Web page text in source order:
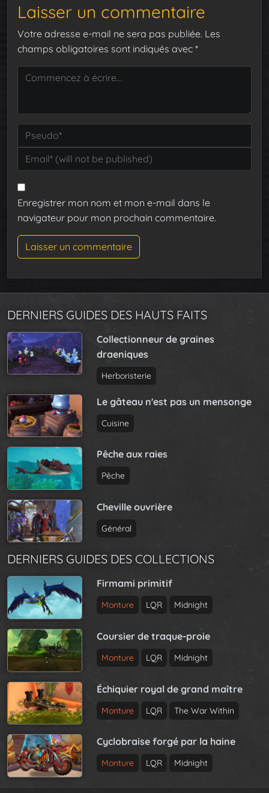
Laisser un commentaire
Votre adresse e-mail ne sera pas publiée. Les
champs obligatoires sont indiqués avec *
Enregistrer mon nom et mon e-mail dans le
navigateur pour mon prochain commentaire.
DERNIERS GUIDES DES HAUTS FAITS
Collectionneur de graines
draeniques
Herboristerie
Le gâteau n'est pas un mensonge
Cuisine
Pêche aux raies
Pêche
Cheville ouvrière
Général
DERNIERS GUIDES DES COLLECTIONS
Firmami primitif
Monture LQR Midnight
Coursier de traque-proie
Monture LQR Midnight
Échiquier royal de grand maître
Monture LQR The War Within
Cyclobraise forgé par la haine
Monture LQR Midnight